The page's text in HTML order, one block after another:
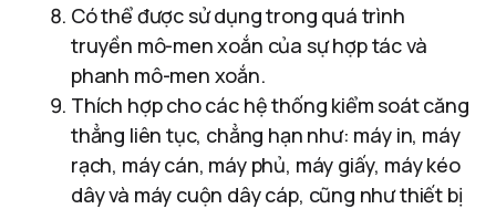
Có thể được sử dụng trong quá trình
truyền mô-men xoắn của sự hợp tác và
phanh mô-men xoắn.
Thích hợp cho các hệ thống kiểm soát căng
thẳng liên tục, chẳng hạn như: máy in, máy
rạch, máy cán, máy phủ, máy giấy, máy kéo
dây và máy cuộn dây cáp, cũng như thiết bị